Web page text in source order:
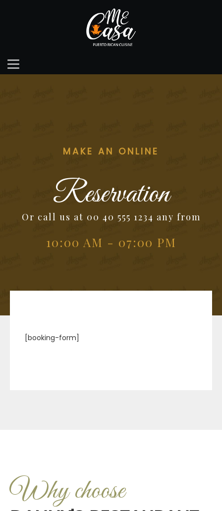
MAKE AN ONLINE
Reservation
Or call us at 00 40 555 1234 any from
10:00 AM - 07:00 PM
[booking-form]
Why choose